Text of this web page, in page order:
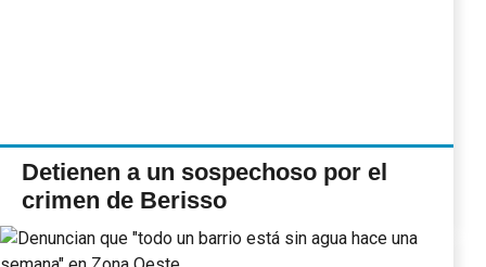
Detienen a un sospechoso por el
crimen de Berisso